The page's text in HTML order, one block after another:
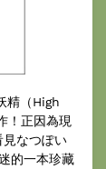
精（High
！正因為現
なつぽい
的一本珍藏